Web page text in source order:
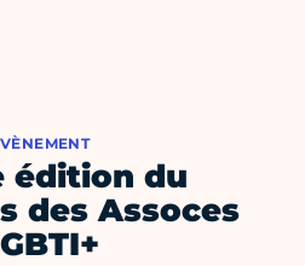
édition du
des Assoces